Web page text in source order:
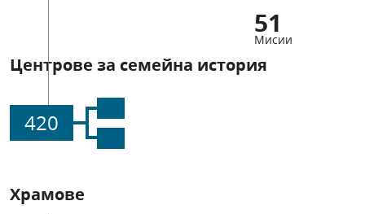
51
Мисии
Центрове за семейна история
420
Храмове